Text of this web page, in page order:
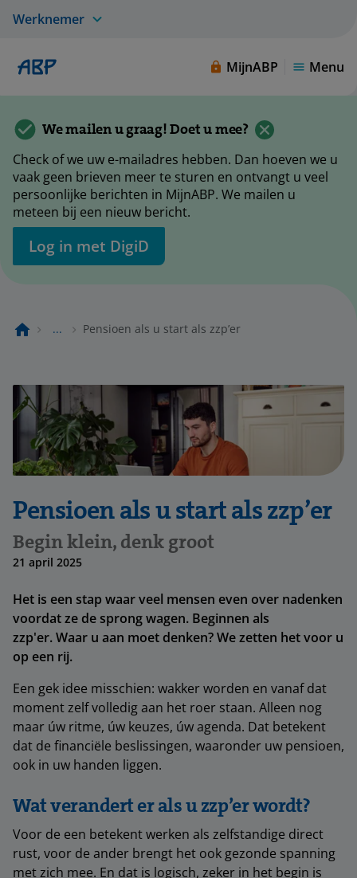
Werknemer
MijnABP Menu
We mailen u graag! Doet u mee?
Check of we uw e-mailadres hebben. Dan hoeven we u
vaak geen brieven meer te sturen en ontvangt u veel
persoonlijke berichten in MijnABP. We mailen u
meteen bij een nieuw bericht.
Log in met DigiD
... Pensioen als u start als zzp’er
Pensioen als u start als zzp’er
Begin klein, denk groot
21 april 2025
Het is een stap waar veel mensen even over nadenken
voordat ze de sprong wagen. Beginnen als
zzp'er. Waar u aan moet denken? We zetten het voor u
op een rij.
Een gek idee misschien: wakker worden en vanaf dat
moment zelf volledig aan het roer staan. Alleen nog
maar úw ritme, úw keuzes, úw agenda. Dat betekent
dat de financiële beslissingen, waaronder uw pensioen,
ook in uw handen liggen.
Wat verandert er als u zzp’er wordt?
Voor de een betekent werken als zelfstandige direct
rust, voor de ander brengt het ook gezonde spanning
met zich mee. En dat is logisch, zeker in het begin is